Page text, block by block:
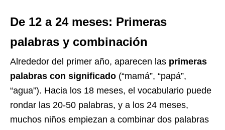
De 12 a 24 meses: Primeras
palabras y combinación
Alrededor del primer año, aparecen las primeras
palabras con significado (“mamá”, “papá”,
“agua”). Hacia los 18 meses, el vocabulario puede
rondar las 20-50 palabras, y a los 24 meses,
muchos niños empiezan a combinar dos palabras